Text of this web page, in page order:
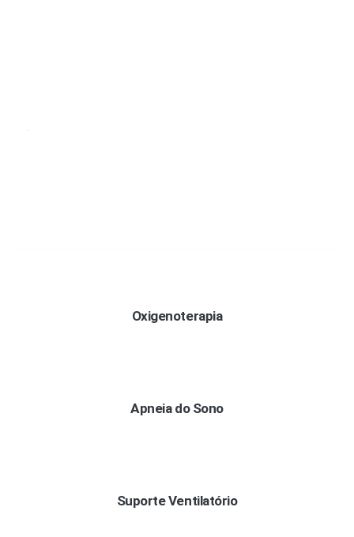
Oxigenoterapia
Apneia do Sono
Suporte Ventilatório